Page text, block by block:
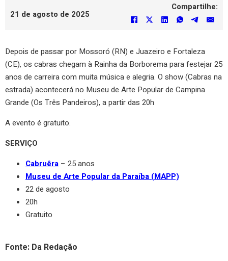
21 de agosto de 2025
Compartilhe:
Depois de passar por Mossoró (RN) e Juazeiro e Fortaleza
(CE), os cabras chegam à Rainha da Borborema para festejar 25
anos de carreira com muita música e alegria. O show (Cabras na
estrada) acontecerá no Museu de Arte Popular de Campina
Grande (Os Três Pandeiros), a partir das 20h
A evento é gratuito.
SERVIÇO
Cabruêra – 25 anos
Museu de Arte Popular da Paraíba (MAPP)
22 de agosto
20h
Gratuito
Fonte: Da Redação